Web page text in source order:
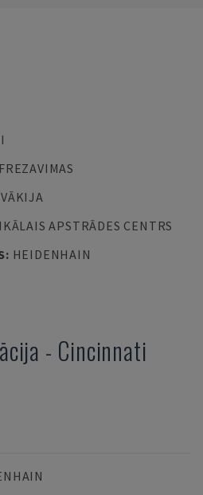
FREZAVIMAS
APSTRĀDES CENTRS
: HEIDENHAIN
- Cincinnati